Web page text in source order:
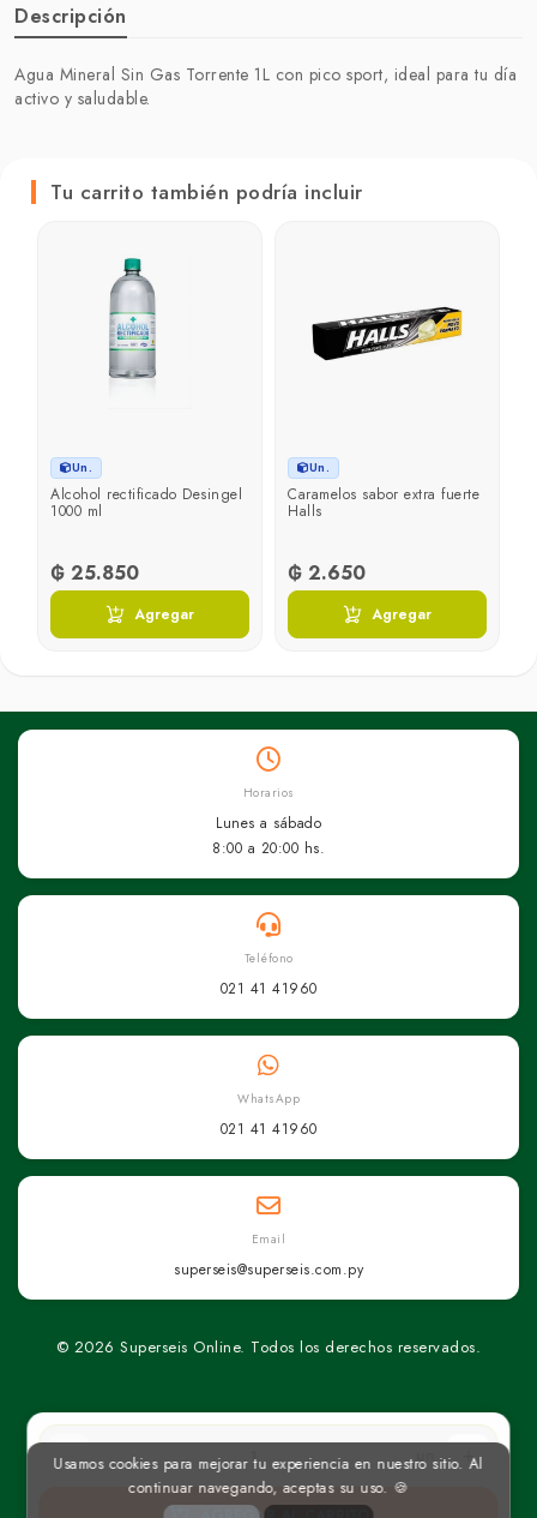
un
Descripción
Agua Mineral Sin Gas Torrente 1L con pico sport, ideal para tu día
activo y saludable.
Tu carrito también podría incluir
Un.
Alcohol rectificado Desingel
1000 ml
₲ 25.850
Agregar
Un.
Caramelos sabor extra fuerte
Halls
₲ 2.650
Agregar
Horarios
Lunes a sábado
8:00 a 20:00 hs.
Teléfono
021 41 41960
WhatsApp
021 41 41960
Email
superseis@superseis.com.py
© 2026 Superseis Online. Todos los derechos reservados.
Usamos cookies para mejorar tu experiencia en nuestro sitio. Al
continuar navegando, aceptas su uso. 🍪